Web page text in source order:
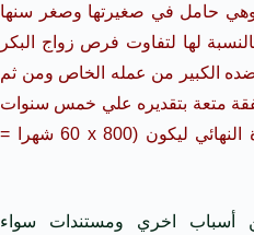
وهي حامل في صغيرتها وصغر سنها
لها لتفاوت فرص زواج البكر
الكبير من عمله الخاص ومن ثم
متعة بتقديره علي خمس سنوات
x
60 شهرا =
أسباب اخري ومستندات سواء